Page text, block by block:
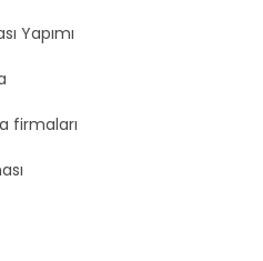
Yapımı
firmaları